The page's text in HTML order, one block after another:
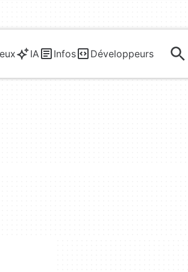
IA Infos Développeurs